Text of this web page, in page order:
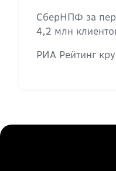
СберНПФ за
4,2 млн
РИА Рейтинг